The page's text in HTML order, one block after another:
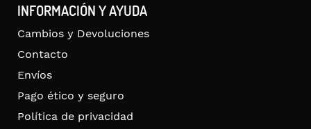
INFORMACIÓN Y AYUDA
Cambios y Devoluciones
Contacto
Envíos
Pago ético y seguro
Política de privacidad